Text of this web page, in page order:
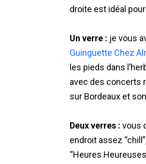
droite est idéal
Un verre : je vous
Guinguette Chez
les pieds dans
avec des concerts
sur Bordeaux et
Deux verres : vous
endroit assez
“Heures